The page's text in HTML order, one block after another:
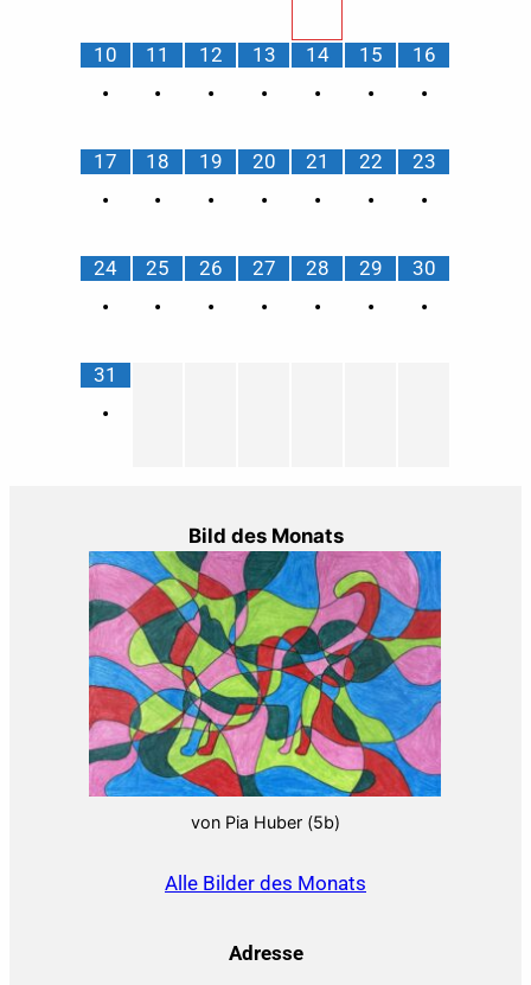
10
•
11
•
12
•
13
•
14
•
15
•
16
•
17
•
18
•
19
•
20
•
21
•
22
•
23
•
24
•
25
•
26
•
27
•
28
•
29
•
30
•
31
•
Bild des Monats
von Pia Huber (5b)
Alle Bilder des Monats
Adresse